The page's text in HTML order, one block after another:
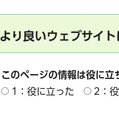
より良いウェブサイ
このページの情報は役に立
1：役に立った
2：